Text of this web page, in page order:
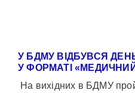
У БДМУ ВІДБУВСЯ
У ФОРМАТІ
На вихідних в БДМУ